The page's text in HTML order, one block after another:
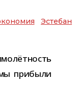
Эстебан